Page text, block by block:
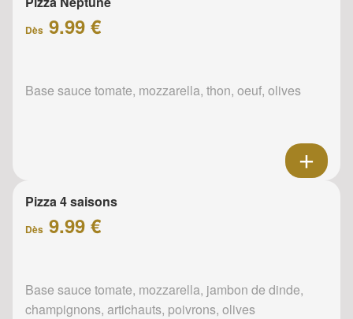
Dès 9.99 €
Base sauce tomate, mozzarella, thon, oeuf, olives
Pizza 4 saisons
Dès 9.99 €
Base sauce tomate, mozzarella, jambon de dinde,
champignons, artichauts, poivrons, olives